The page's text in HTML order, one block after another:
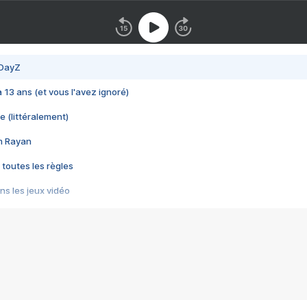
13 ans (et vous l'avez ignoré)
(littéralement)
Rayan
toutes les règles
les jeux vidéo